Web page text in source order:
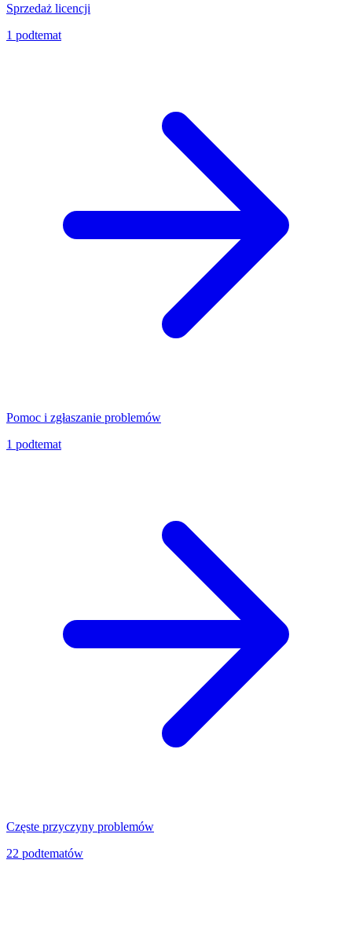
Sprzedaż licencji
1 podtemat
Pomoc i zgłaszanie problemów
1 podtemat
Częste przyczyny problemów
22 podtematów